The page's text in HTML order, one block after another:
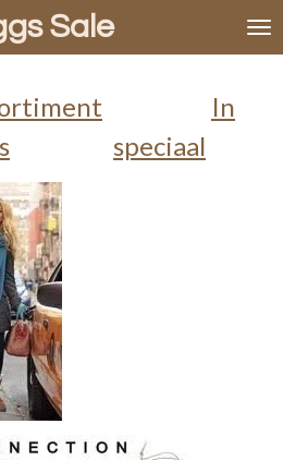
Sale
In
speciaal